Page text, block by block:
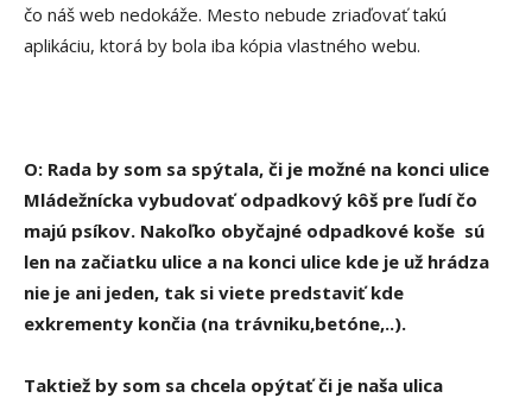
čo náš web nedokáže. Mesto nebude zriaďovať takú
aplikáciu, ktorá by bola iba kópia vlastného webu.
O: Rada by som sa spýtala, či je možné na konci ulice
Mládežnícka vybudovať odpadkový kôš pre ľudí čo
majú psíkov. Nakoľko obyčajné odpadkové koše sú
len na začiatku ulice a na konci ulice kde je už hrádza
nie je ani jeden, tak si viete predstaviť kde
exkrementy končia (na trávniku,betóne,..).
Taktiež by som sa chcela opýtať či je naša ulica